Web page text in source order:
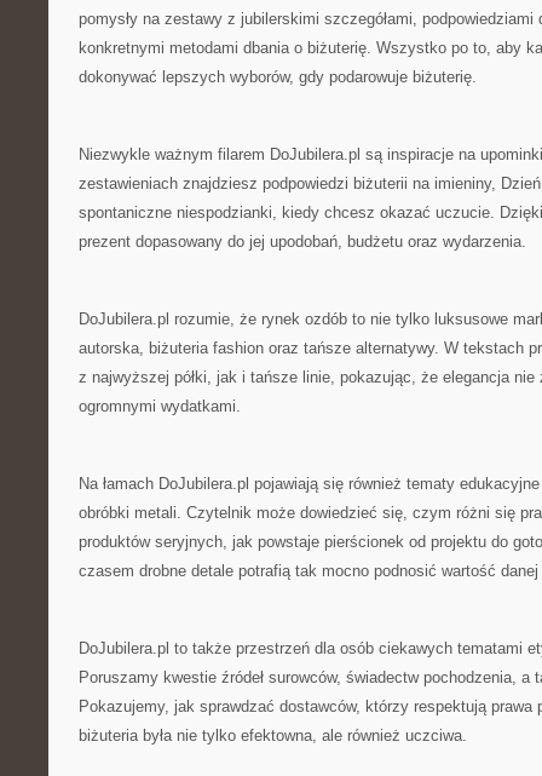
pomysły na zestawy z jubilerskimi szczegółami, podpowiedziami
konkretnymi metodami dbania o biżuterię. Wszystko po to, aby
dokonywać lepszych wyborów, gdy podarowuje biżuterię.
Niezwykle ważnym filarem DoJubilera.pl są inspiracje na
zestawieniach znajdziesz podpowiedzi biżuterii na imieniny,
spontaniczne niespodzianki, kiedy chcesz okazać uczucie.
prezent dopasowany do jej upodobań, budżetu oraz wydarzenia.
DoJubilera.pl rozumie, że rynek ozdób to nie tylko luksusowe
autorska, biżuteria fashion oraz tańsze alternatywy. W tekstach
z najwyższej półki, jak i tańsze linie, pokazując, że elegancja
ogromnymi wydatkami.
Na łamach DoJubilera.pl pojawiają się również tematy
obróbki metali. Czytelnik może dowiedzieć się, czym różni się
produktów seryjnych, jak powstaje pierścionek od projektu do
czasem drobne detale potrafią tak mocno podnosić wartość
DoJubilera.pl to także przestrzeń dla osób ciekawych tematami
Poruszamy kwestie źródeł surowców, świadectw pochodzenia, a
Pokazujemy, jak sprawdzać dostawców, którzy respektują prawa
biżuteria była nie tylko efektowna, ale również uczciwa.